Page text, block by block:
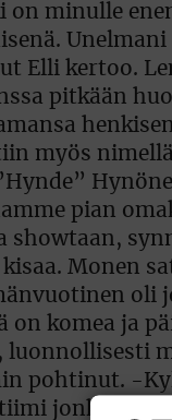
minulle
Unelmani
Elli kertoo.
pitkään
myös
pian
showtaan,
Monen
oli
on komea ja
pohtinut. -
jonka